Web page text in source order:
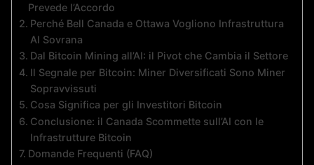
Prevede l’Accordo
Perché Bell Canada e Ottawa Vogliono Infrastruttura
AI Sovrana
Dal Bitcoin Mining all’AI: il Pivot che Cambia il Settore
Il Segnale per Bitcoin: Miner Diversificati Sono Miner
Sopravvissuti
Cosa Significa per gli Investitori Bitcoin
Conclusione: il Canada Scommette sull’AI con le
Infrastrutture Bitcoin
Domande Frequenti (FAQ)